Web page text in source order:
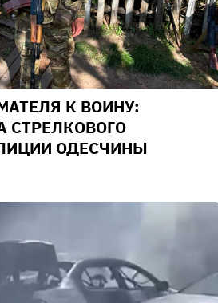
К ВОИНУ:
СТРЕЛКОВОГО
ОДЕСЧИНЫ